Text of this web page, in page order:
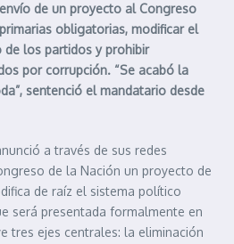
de un proyecto al Congreso
obligatorias, modificar el
de los partidos y prohibir
por corrupción. “Se acabó la
sentenció el mandatario desde
a través de sus redes
de la Nación un proyecto de
de raíz el sistema político
será presentada formalmente en
tres ejes centrales: la eliminación